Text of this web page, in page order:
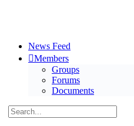
News Feed
Members
Groups
Forums
Documents
Search
for: